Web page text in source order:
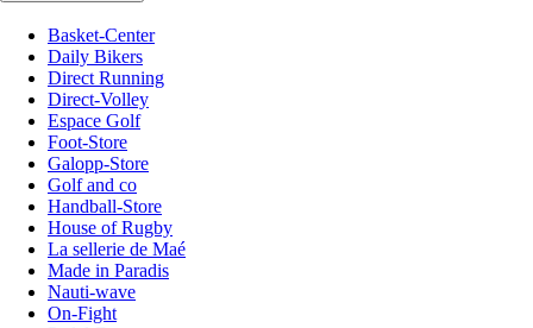
Basket-Center
Daily Bikers
Direct Running
Direct-Volley
Espace Golf
Foot-Store
Galopp-Store
Golf and co
Handball-Store
House of Rugby
La sellerie de Maé
Made in Paradis
Nauti-wave
On-Fight